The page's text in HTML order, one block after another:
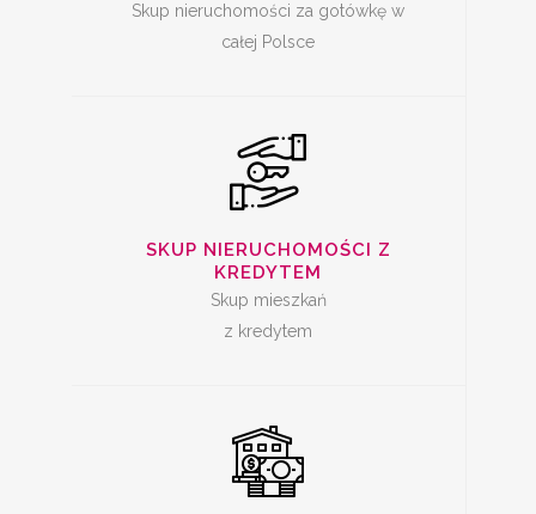
Skup nieruchomości za gotówkę w
całej Polsce
SKUP NIERUCHOMOŚCI Z
KREDYTEM
Skup mieszkań
z kredytem
NIERUCHOMOŚCI Z
KOMORNIKIEM
SKUP ZADŁUŻONYCH